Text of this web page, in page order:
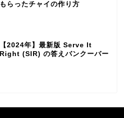
もらったチャイの作り方
【2024年】最新版 Serve It
Right (SIR) の答えバンクーバー